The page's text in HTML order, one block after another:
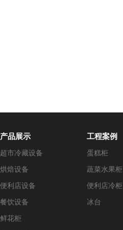
产品展示
超市冷藏设备
烘焙设备
便利店设备
餐饮设备
鲜花柜
工程案例
蛋糕柜
蔬菜水果柜
便利店冷柜
冰台